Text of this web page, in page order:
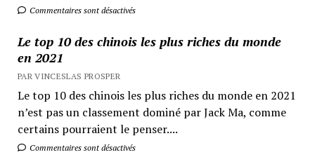
Commentaires sont désactivés
Le top 10 des chinois les plus riches du monde
en 2021
PAR VINCESLAS PROSPER
Le top 10 des chinois les plus riches du monde en 2021
n’est pas un classement dominé par Jack Ma, comme
certains pourraient le penser....
Commentaires sont désactivés